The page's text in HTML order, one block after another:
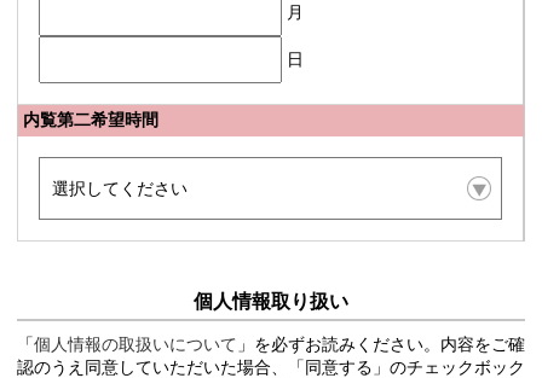
月
日
内覧第二希望時間
個人情報取り扱い
「個人情報の取扱いについて 」を必ずお読みください。内容をご確
認のうえ同意していただいた場合、「同意する」のチェックボック